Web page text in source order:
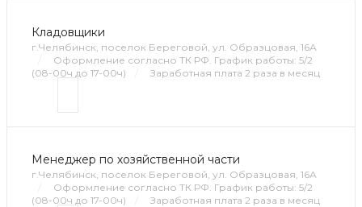
Кладовщики
г.Челябинск, поселок Береговой, ул. Образцовая, 16А
Оформление согласно ТК РФ. График работы: 5/2
(08-00ч до 17-00ч)
Заработная плата 2 раза в месяц
Менеджер по хозяйственной части
г.Челябинск, поселок Береговой, ул. Образцовая, 16А
Оформление согласно ТК РФ. График работы: 5/2
(08-00ч до 17-00ч)
Заработная плата 2 раза в месяц